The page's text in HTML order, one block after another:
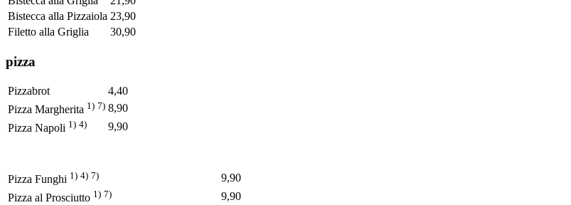
Bistecca alla Pizzaiola 23,90
Filetto alla Griglia
30,90
pizza
Pizzabrot
4,40
Pizza Margherita 1) 7) 8,90
Pizza Napoli 1) 4) 9,90
Pizza Funghi 1) 4) 7)
9,90
Pizza al Prosciutto 1) 7)
9,90